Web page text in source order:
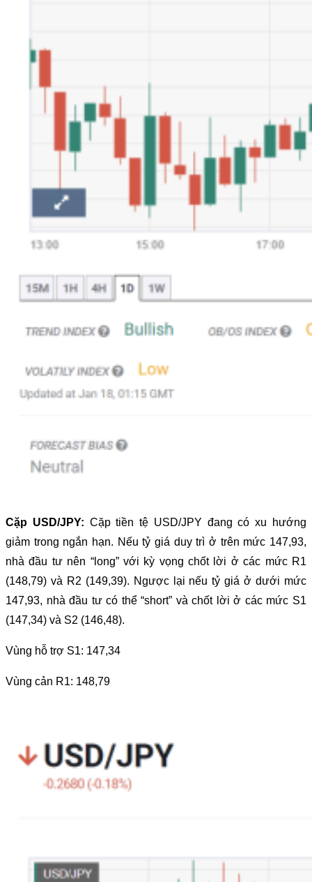
Cặp USD/JPY: Cặp tiền tệ USD/JPY đang có xu hướng
giảm trong ngắn hạn. Nếu tỷ giá duy trì ở trên mức 147,93,
nhà đầu tư nên “long” với kỳ vọng chốt lời ở các mức R1
(148,79) và R2 (149,39). Ngược lại nếu tỷ giá ở dưới mức
147,93, nhà đầu tư có thể “short” và chốt lời ở các mức S1
(147,34) và S2 (146,48).
Vùng hỗ trợ S1: 147,34
Vùng cản R1: 148,79